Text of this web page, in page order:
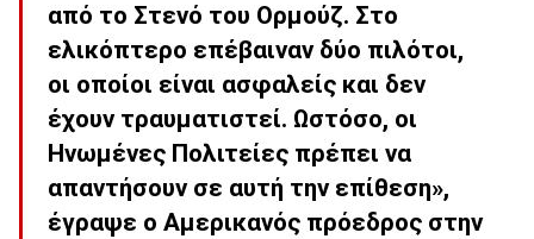
από το Στενό του Ορμούζ. Στο
ελικόπτερο επέβαιναν δύο πιλότοι,
οι οποίοι είναι ασφαλείς και δεν
έχουν τραυματιστεί. Ωστόσο, οι
Ηνωμένες Πολιτείες πρέπει να
απαντήσουν σε αυτή την επίθεση»,
έγραψε ο Αμερικανός πρόεδρος στην